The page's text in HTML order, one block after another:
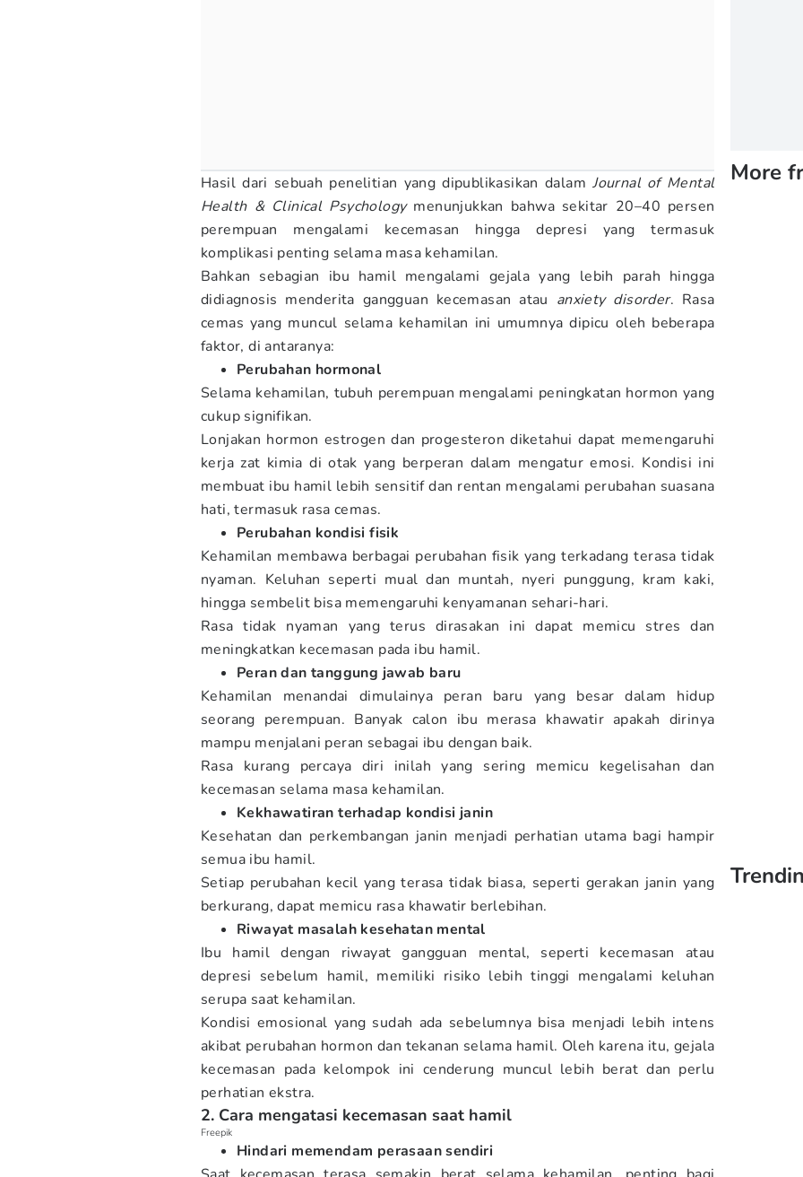
Hasil dari sebuah penelitian yang dipublikasikan dalamJournal of Mental
Health & Clinical Psychologymenunjukkan bahwa sekitar 20–40 persen
perempuan mengalami kecemasan hingga depresi yang termasuk
komplikasi penting selama masa kehamilan.
Bahkan sebagian ibu hamil mengalami gejala yang lebih parah hingga
didiagnosis menderita gangguan kecemasan atau anxiety disorder. Rasa
cemas yang muncul selama kehamilan ini umumnya dipicu oleh beberapa
faktor, di antaranya:
Perubahan hormonal
Selama kehamilan, tubuh perempuan mengalami peningkatan hormon yang
cukup signifikan.
Lonjakan hormon estrogen dan progesteron diketahui dapat memengaruhi
kerja zat kimia di otak yang berperan dalam mengatur emosi. Kondisi ini
membuat ibu hamil lebih sensitif dan rentan mengalami perubahan suasana
hati, termasuk rasa cemas.
Perubahan kondisi fisik
Kehamilan membawa berbagai perubahan fisik yang terkadang terasa tidak
nyaman. Keluhan seperti mual dan muntah, nyeri punggung, kram kaki,
hingga sembelit bisa memengaruhi kenyamanan sehari-hari.
Rasa tidak nyaman yang terus dirasakan ini dapat memicu stres dan
meningkatkan kecemasan pada ibu hamil.
Peran dan tanggung jawab baru
Kehamilan menandai dimulainya peran baru yang besar dalam hidup
seorang perempuan. Banyak calon ibu merasa khawatir apakah dirinya
mampu menjalani peran sebagai ibu dengan baik.
Rasa kurang percaya diri inilah yang sering memicu kegelisahan dan
kecemasan selama masa kehamilan.
Kekhawatiran terhadap kondisi janin
Kesehatan dan perkembangan janin menjadi perhatian utama bagi hampir
semua ibu hamil.
Setiap perubahan kecil yang terasa tidak biasa, seperti gerakan janin yang
berkurang, dapat memicu rasa khawatir berlebihan.
Riwayat masalah kesehatan mental
Ibu hamil dengan riwayat gangguan mental, seperti kecemasan atau
depresi sebelum hamil, memiliki risiko lebih tinggi mengalami keluhan
serupa saat kehamilan.
Kondisi emosional yang sudah ada sebelumnya bisa menjadi lebih intens
akibat perubahan hormon dan tekanan selama hamil. Oleh karena itu, gejala
kecemasan pada kelompok ini cenderung muncul lebih berat dan perlu
perhatian ekstra.
2. Cara mengatasi kecemasan saat hamil
Freepik
Hindari memendam perasaan sendiri
More